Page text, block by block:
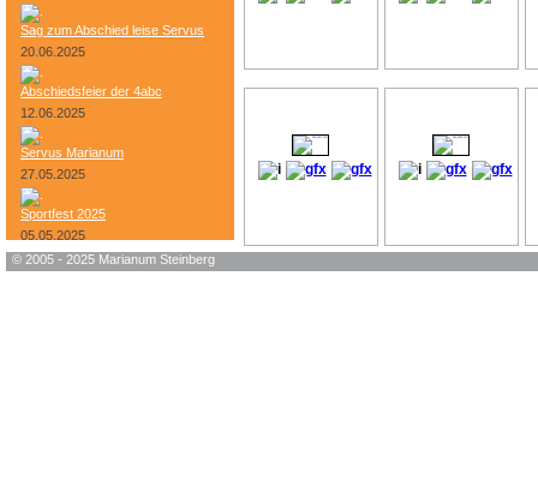
Sag zum Abschied leise Servus
20.06.2025
Abschiedsfeier der 4abc
12.06.2025
Servus Marianum
27.05.2025
Sportfest 2025
05.05.2025
Bundesheer-Tag
© 2005 - 2025 Marianum Steinberg